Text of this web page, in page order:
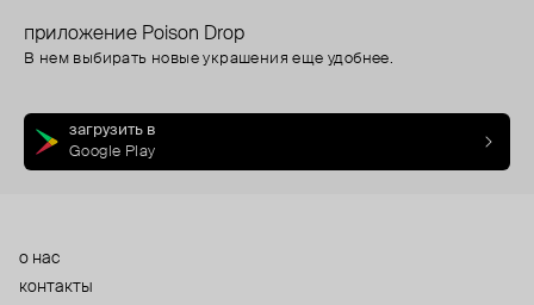
приложение Poison Drop
В нем выбирать новые украшения еще удобнее.
загрузить в
Google Play
о нас
контакты